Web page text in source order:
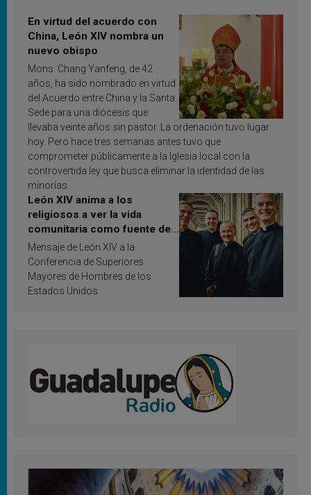
En virtud del acuerdo con
China, León XIV nombra un
nuevo obispo
Mons. Chang Yanfeng, de 42
años, ha sido nombrado en virtud
del Acuerdo entre China y la Santa
Sede para una diócesis que
llevaba veinte años sin pastor. La ordenación tuvo lugar
hoy. Pero hace tres semanas antes tuvo que
comprometer públicamente a la Iglesia local con la
controvertida ley que busca eliminar la identidad de las
minorías.
León XIV anima a los
religiosos a ver la vida
comunitaria como fuente de
inspiración y santificación
Mensaje de León XIV a la
Conferencia de Superiores
Mayores de Hombres de los
Estados Unidos